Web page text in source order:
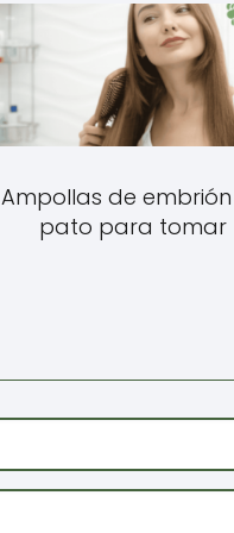
Ampollas de
pato para tomar